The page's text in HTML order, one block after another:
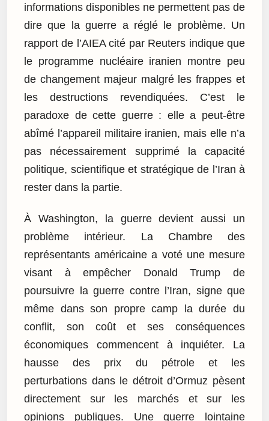
informations disponibles ne permettent pas de
dire que la guerre a réglé le problème. Un
rapport de l’AIEA cité par Reuters indique que
le programme nucléaire iranien montre peu
de changement majeur malgré les frappes et
les destructions revendiquées. C’est le
paradoxe de cette guerre : elle a peut-être
abîmé l’appareil militaire iranien, mais elle n’a
pas nécessairement supprimé la capacité
politique, scientifique et stratégique de l’Iran à
rester dans la partie.
À Washington, la guerre devient aussi un
problème intérieur. La Chambre des
représentants américaine a voté une mesure
visant à empêcher Donald Trump de
poursuivre la guerre contre l’Iran, signe que
même dans son propre camp la durée du
conflit, son coût et ses conséquences
économiques commencent à inquiéter. La
hausse des prix du pétrole et les
perturbations dans le détroit d’Ormuz pèsent
directement sur les marchés et sur les
opinions publiques. Une guerre lointaine